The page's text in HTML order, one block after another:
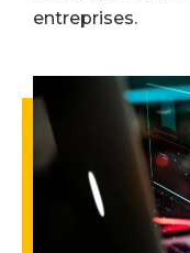
entreprises.